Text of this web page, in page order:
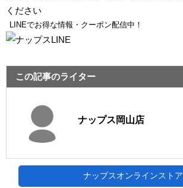
ください
LINEでお得な情報・クーポン配信中！
この記事のライター
ナップス岡山店
ナップスオンラインストア